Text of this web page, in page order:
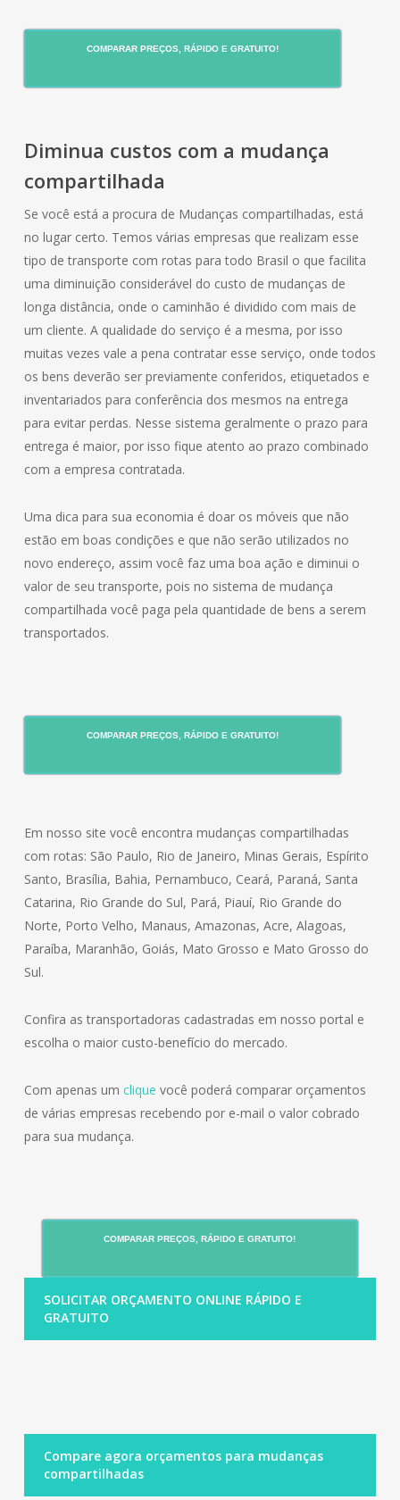
COMPARAR PREÇOS, RÁPIDO E GRATUITO!
Diminua custos com a mudança
compartilhada
Se você está a procura de Mudanças compartilhadas, está
no lugar certo. Temos várias empresas que realizam esse
tipo de transporte com rotas para todo Brasil o que facilita
uma diminuição considerável do custo de mudanças de
longa distância, onde o caminhão é dividido com mais de
um cliente. A qualidade do serviço é a mesma, por isso
muitas vezes vale a pena contratar esse serviço, onde todos
os bens deverão ser previamente conferidos, etiquetados e
inventariados para conferência dos mesmos na entrega
para evitar perdas. Nesse sistema geralmente o prazo para
entrega é maior, por isso fique atento ao prazo combinado
com a empresa contratada.
Uma dica para sua economia é doar os móveis que não
estão em boas condições e que não serão utilizados no
novo endereço, assim você faz uma boa ação e diminui o
valor de seu transporte, pois no sistema de mudança
compartilhada você paga pela quantidade de bens a serem
transportados.
COMPARAR PREÇOS, RÁPIDO E GRATUITO!
Em nosso site você encontra mudanças compartilhadas
com rotas: São Paulo, Rio de Janeiro, Minas Gerais, Espírito
Santo, Brasília, Bahia, Pernambuco, Ceará, Paraná, Santa
Catarina, Rio Grande do Sul, Pará, Piauí, Rio Grande do
Norte, Porto Velho, Manaus, Amazonas, Acre, Alagoas,
Paraíba, Maranhão, Goiás, Mato Grosso e Mato Grosso do
Sul.
Confira as transportadoras cadastradas em nosso portal e
escolha o maior custo-benefício do mercado.
Com apenas um clique você poderá comparar orçamentos
de várias empresas recebendo por e-mail o valor cobrado
para sua mudança.
COMPARAR PREÇOS, RÁPIDO E GRATUITO!
SOLICITAR ORÇAMENTO ONLINE RÁPIDO E
GRATUITO
Compare agora orçamentos para mudanças
compartilhadas